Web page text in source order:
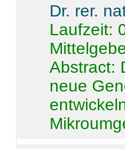
Dr. rer.
Laufzeit:
Abstract:
neue